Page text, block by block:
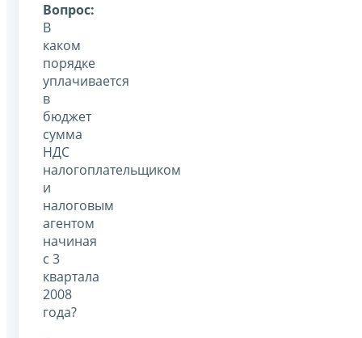
Вопрос:
В
каком
порядке
уплачивается
в
бюджет
сумма
НДС
налогоплательщиком
и
налоговым
агентом
начиная
с 3
квартала
2008
года?